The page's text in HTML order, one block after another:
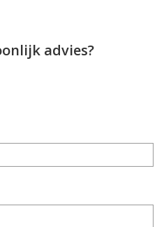
advies?